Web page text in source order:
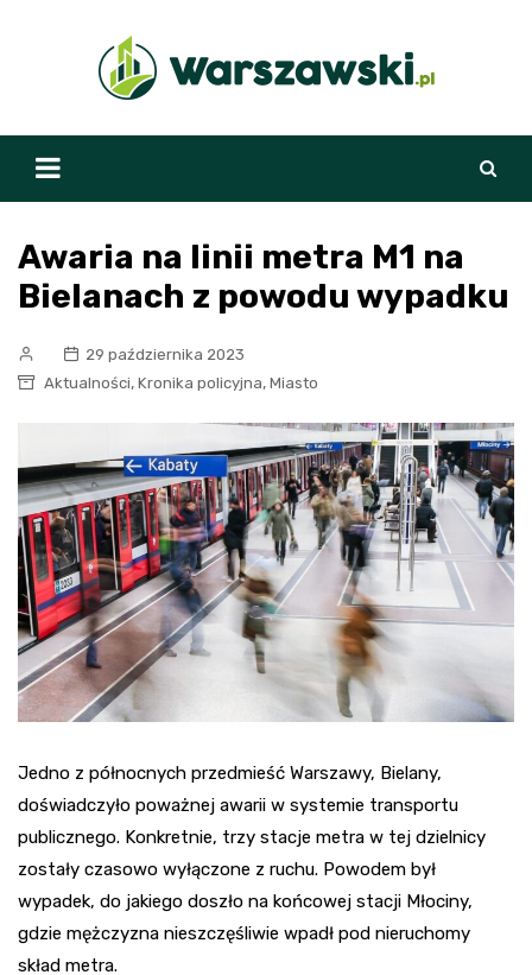
Awaria na linii metra M1 na
Bielanach z powodu wypadku
29 października 2023
Aktualności, Kronika policyjna, Miasto
Jedno z północnych przedmieść Warszawy, Bielany,
doświadczyło poważnej awarii w systemie transportu
publicznego. Konkretnie, trzy stacje metra w tej dzielnicy
zostały czasowo wyłączone z ruchu. Powodem był
wypadek, do jakiego doszło na końcowej stacji Młociny,
gdzie mężczyzna nieszczęśliwie wpadł pod nieruchomy
skład metra.